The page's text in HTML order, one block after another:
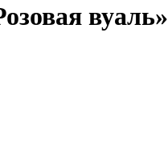
вуаль»